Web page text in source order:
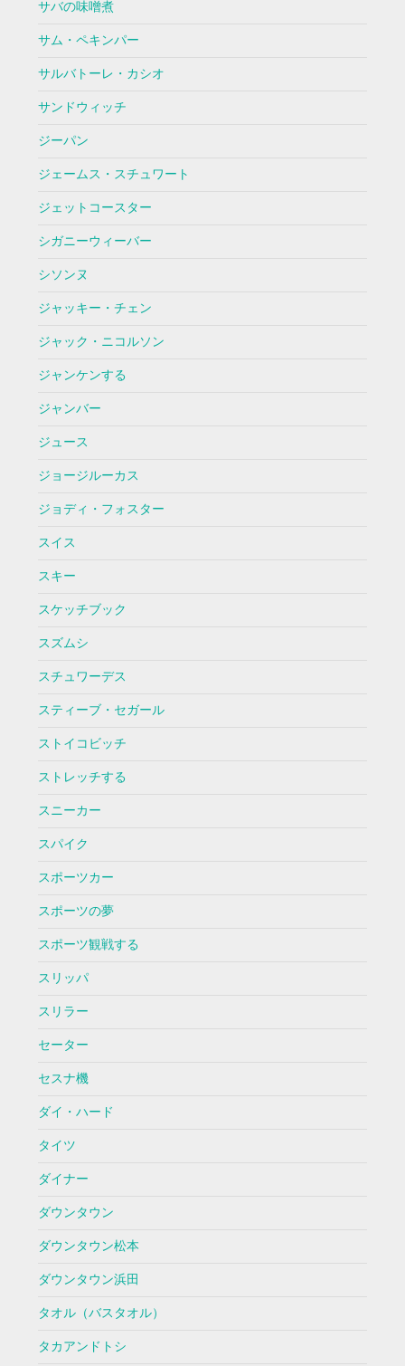
サバの味噌煮
サム・ペキンパー
サルバトーレ・カシオ
サンドウィッチ
ジーパン
ジェームス・スチュワート
ジェットコースター
シガニーウィーバー
シソンヌ
ジャッキー・チェン
ジャック・ニコルソン
ジャンケンする
ジャンバー
ジュース
ジョージルーカス
ジョディ・フォスター
スイス
スキー
スケッチブック
スズムシ
スチュワーデス
スティーブ・セガール
ストイコビッチ
ストレッチする
スニーカー
スパイク
スポーツカー
スポーツの夢
スポーツ観戦する
スリッパ
スリラー
セーター
セスナ機
ダイ・ハード
タイツ
ダイナー
ダウンタウン
ダウンタウン松本
ダウンタウン浜田
タオル（バスタオル）
タカアンドトシ